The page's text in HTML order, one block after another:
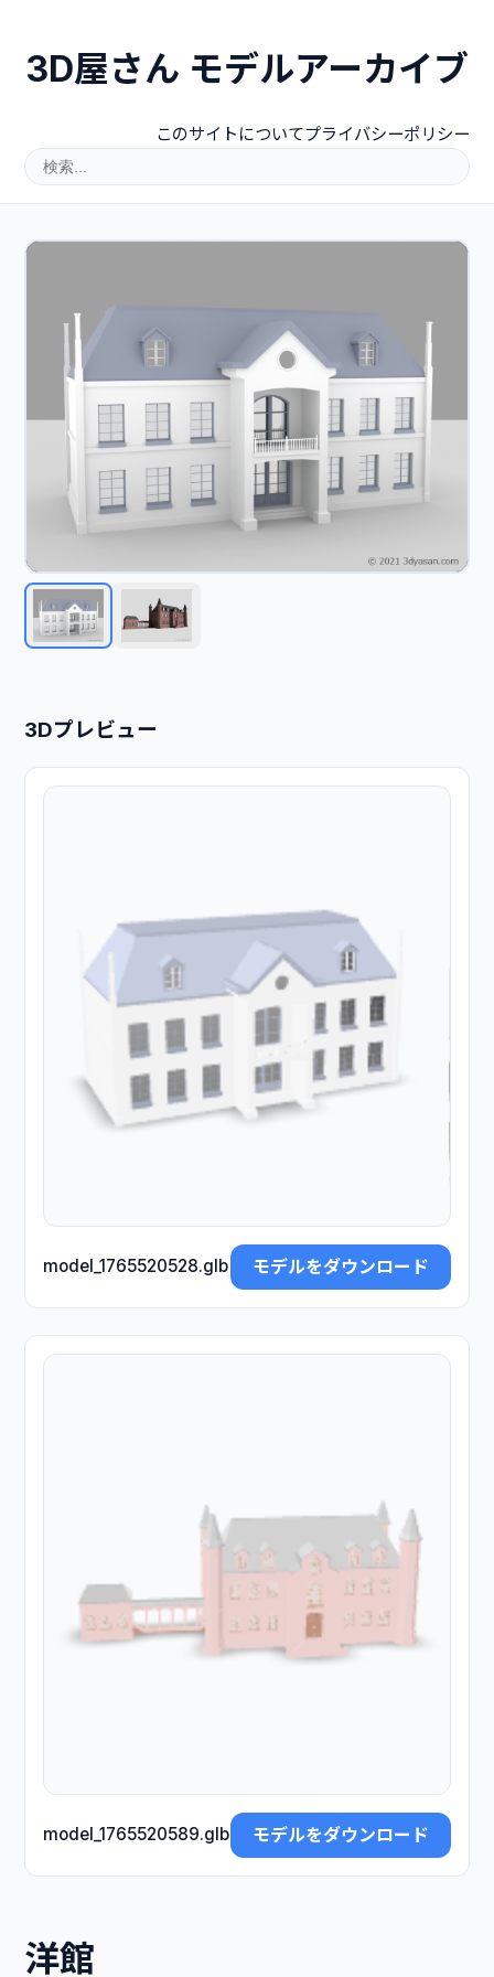
3D屋さん モデルアーカイブ
このサイトについてプライバシーポリシー
3Dプレビュー
model_1765520528.glb モデルをダウンロード
model_1765520589.glb モデルをダウンロード
洋館